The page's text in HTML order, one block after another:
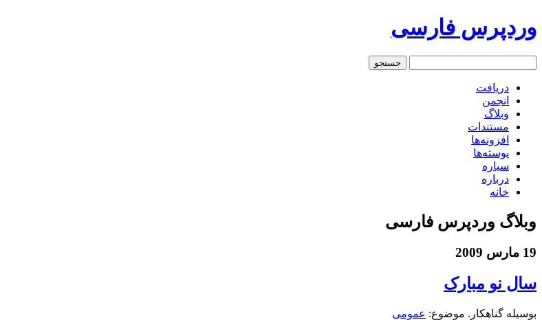
وردپرس فارسی
دریافت
انجمن
وبلاگ
مستندات
افزونه‌ها
پوسته‌ها
سیاره
درباره
خانه
وبلاگ وردپرس فارسی
19 مارس 2009
سال نو مبارک
بوسیله گناهکار. موضوع: عمومی